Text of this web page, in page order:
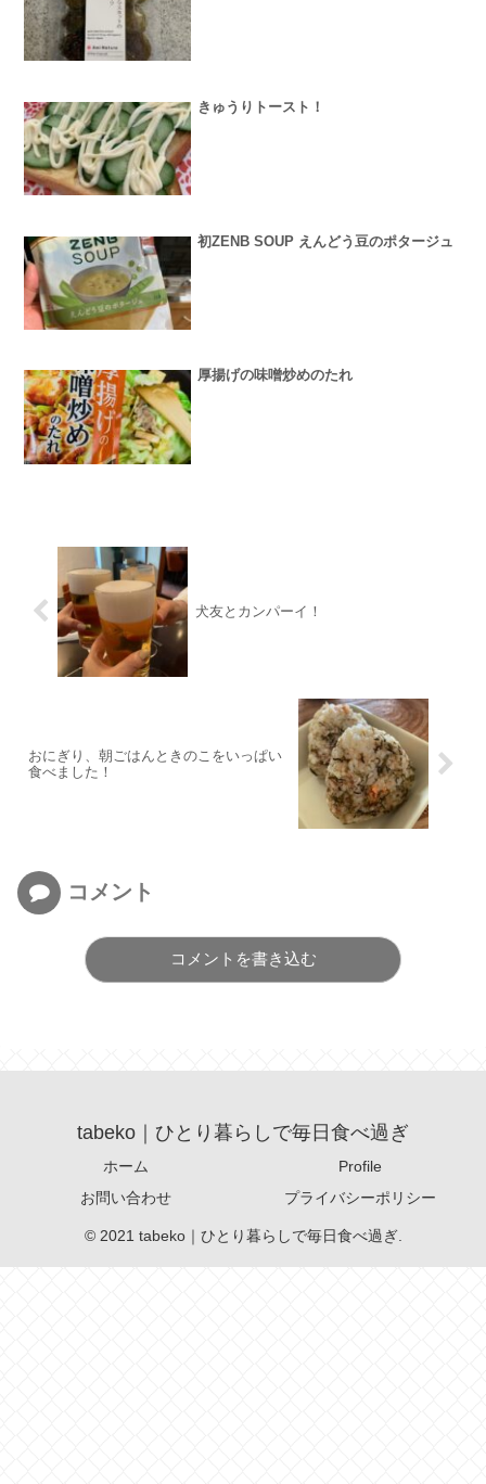
きゅうりトースト！
初ZENB SOUP えんどう豆のポタージュ
厚揚げの味噌炒めのたれ
犬友とカンパーイ！
おにぎり、朝ごはんときのこをいっぱい
食べました！
コメント
コメントを書き込む
tabeko｜ひとり暮らしで毎日食べ過ぎ
ホーム
Profile
お問い合わせ
プライバシーポリシー
© 2021 tabeko｜ひとり暮らしで毎日食べ過ぎ.